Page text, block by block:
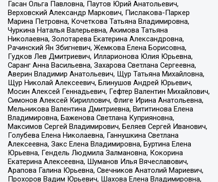
Гасан Ольга Павловна, Паутов Юрий Анатольевич,
Верховский Александр Маркович, Пислакова-Паркер
Марина Петровна, Кочеткова Татьяна Владимировна,
Чуркина Наталья Валерьевна, Акимова Татьяна
Николаевна, Золотарева Екатерина Александровна,
Рачинский Ян Збигневич, Жемкова Елена Борисовна,
Гудков Лев Дмитриевич, Илларионова Юлия Юрьевна,
Саранг Анна Васильевна, Захарова Светлана Сергеевна,
Аверин Владимир Анатольевич, Щур Татьяна Михайловна,
Щур Николай Алексеевич, Блинушов Андрей Юрьевич,
Мосин Алексей Геннадьевич, Гефтер Валентин Михайлович,
Симонов Алексей Кириллович, Флиге Ирина Анатольевна,
Мельникова Валентина Дмитриевна, Вититинова Елена
Владимировна, Баженова Светлана Куприяновна,
Максимов Сергей Владимирович, Беляев Сергей Иванович,
Голубева Елена Николаевна, Ганнушкина Светлана
Алексеевна, Закс Елена Владимировна, Буртина Елена
Юрьевна, Гендель Людмила Залмановна, Кокорина
Екатерина Алексеевна, Шуманов Илья Вячеславович,
Арапова Галина Юрьевна, Свечников Анатолий Мариевич,
Прохоров Вадим Юрьевич, Шахова Елена Владимировна,